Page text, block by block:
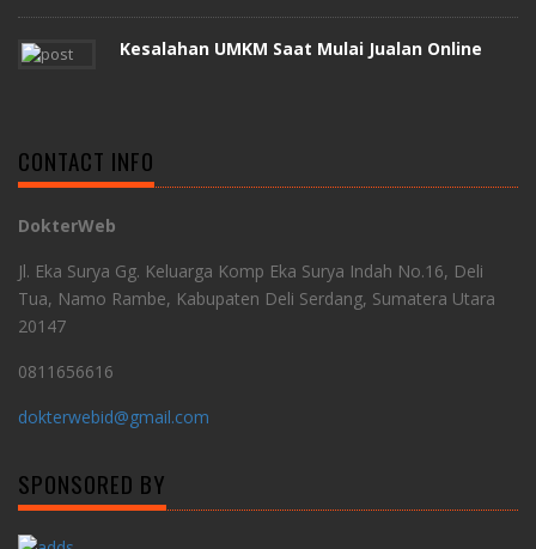
Kesalahan UMKM Saat Mulai Jualan Online
CONTACT INFO
DokterWeb
Jl. Eka Surya Gg. Keluarga Komp Eka Surya Indah No.16, Deli
Tua, Namo Rambe, Kabupaten Deli Serdang, Sumatera Utara
20147
0811656616
dokterwebid@gmail.com
SPONSORED BY